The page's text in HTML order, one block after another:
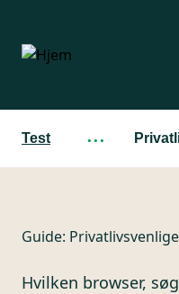
hovedindhold
Test ···
Guide:
Hvilken browser,